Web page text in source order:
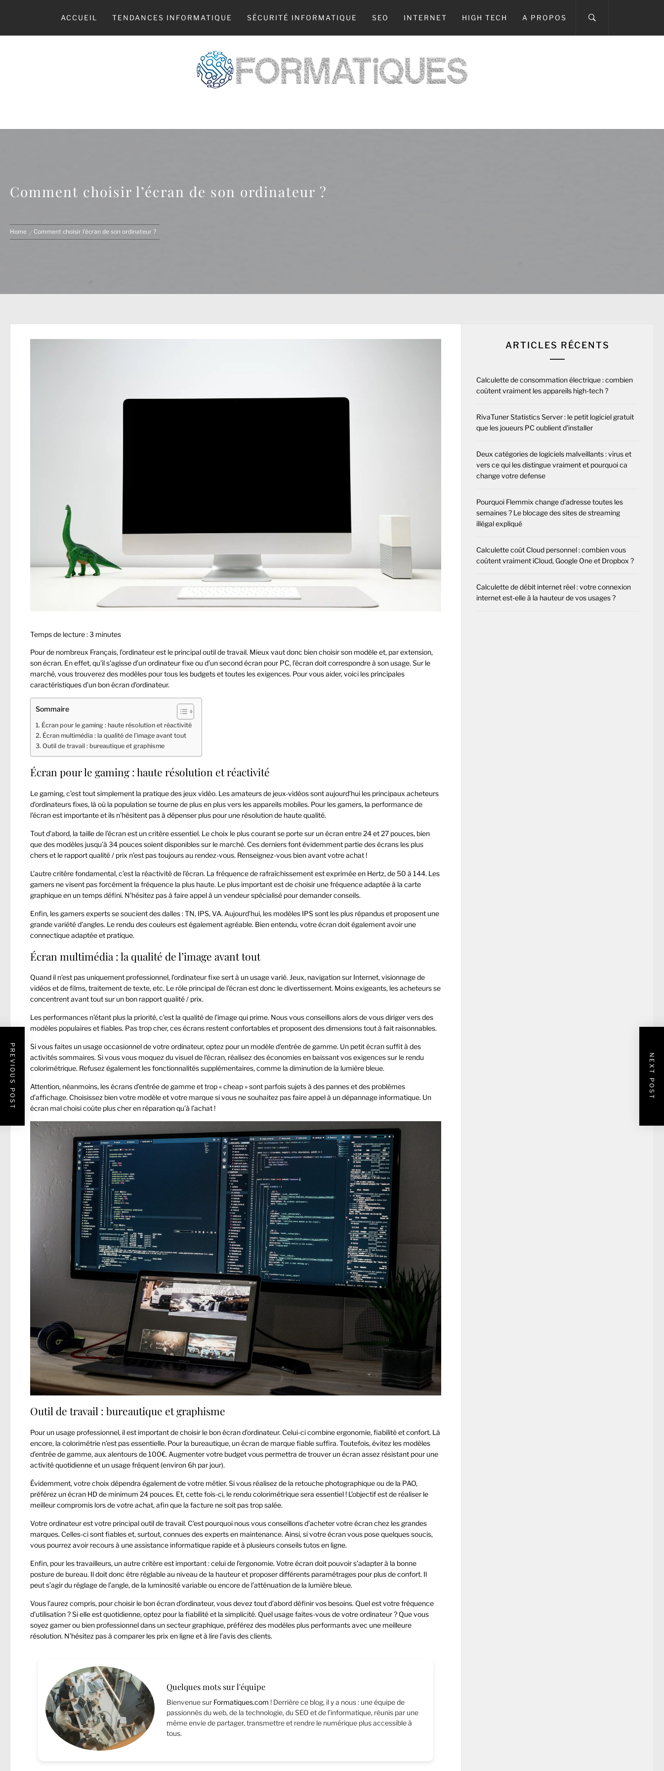
ACCUEIL TENDANCES INFORMATIQUE SÉCURITÉ INFORMATIQUE SEO INTERNET HIGH TECH A PROPOS
Comment choisir l’écran de son ordinateur ?
Home Comment choisir l’écran de son ordinateur ?
Temps de lecture :3 minutes
Pour de nombreux Français, l’ordinateur est le principal outil de travail. Mieux vaut donc bien choisir son modèle et, par extension,
son écran. En effet, qu’il s’agisse d’un ordinateur fixe ou d’un second écran pour PC, l’écran doit correspondre à son usage. Sur le
marché, vous trouverez des modèles pour tous les budgets et toutes les exigences. Pour vous aider, voici les principales
caractéristiques d’un bon écran d’ordinateur.
Sommaire
Écran pour le gaming : haute résolution et réactivité
Écran multimédia : la qualité de l’image avant tout
Outil de travail : bureautique et graphisme
Écran pour le gaming : haute résolution et réactivité
Le gaming, c’est tout simplement la pratique des jeux vidéo. Les amateurs de jeux-vidéos sont aujourd’hui les principaux acheteurs
d’ordinateurs fixes, là où la population se tourne de plus en plus vers les appareils mobiles. Pour les gamers, la performance de
l’écran est importante et ils n’hésitent pas à dépenser plus pour une résolution de haute qualité.
Tout d’abord, la taille de l’écran est un critère essentiel. Le choix le plus courant se porte sur un écran entre 24 et 27 pouces, bien
que des modèles jusqu’à 34 pouces soient disponibles sur le marché. Ces derniers font évidemment partie des écrans les plus
chers et le rapport qualité / prix n’est pas toujours au rendez-vous. Renseignez-vous bien avant votre achat !
L’autre critère fondamental, c’est la réactivité de l’écran. La fréquence de rafraîchissement est exprimée en Hertz, de 50 à 144. Les
gamers ne visent pas forcément la fréquence la plus haute. Le plus important est de choisir une fréquence adaptée à la carte
graphique en un temps défini. N’hésitez pas à faire appel à un vendeur spécialisé pour demander conseils.
Enfin, les gamers experts se soucient des dalles : TN, IPS, VA. Aujourd’hui, les modèles IPS sont les plus répandus et proposent une
grande variété d’angles. Le rendu des couleurs est également agréable. Bien entendu, votre écran doit également avoir une
connectique adaptée et pratique.
Écran multimédia : la qualité de l’image avant tout
Quand il n’est pas uniquement professionnel, l’ordinateur fixe sert à un usage varié. Jeux, navigation sur Internet, visionnage de
vidéos et de films, traitement de texte, etc. Le rôle principal de l’écran est donc le divertissement. Moins exigeants, les acheteurs se
concentrent avant tout sur un bon rapport qualité / prix.
Les performances n’étant plus la priorité, c’est la qualité de l’image qui prime. Nous vous conseillons alors de vous diriger vers des
modèles populaires et fiables. Pas trop cher, ces écrans restent confortables et proposent des dimensions tout à fait raisonnables.
Si vous faites un usage occasionnel de votre ordinateur, optez pour un modèle d’entrée de gamme. Un petit écran suffit à des
activités sommaires. Si vous vous moquez du visuel de l’écran, réalisez des économies en baissant vos exigences sur le rendu
colorimétrique. Refusez également les fonctionnalités supplémentaires, comme la diminution de la lumière bleue.
Attention, néanmoins, les écrans d’entrée de gamme et trop « cheap » sont parfois sujets à des pannes et des problèmes
d’affichage. Choisissez bien votre modèle et votre marque si vous ne souhaitez pas faire appel à un dépannage informatique. Un
écran mal choisi coûte plus cher en réparation qu’à l’achat !
Outil de travail : bureautique et graphisme
Pour un usage professionnel, il est important de choisir le bon écran d’ordinateur. Celui-ci combine ergonomie, fiabilité et confort. Là
encore, la colorimétrie n’est pas essentielle. Pour la bureautique, un écran de marque fiable suffira. Toutefois, évitez les modèles
d’entrée de gamme, aux alentours de 100€. Augmenter votre budget vous permettra de trouver un écran assez résistant pour une
activité quotidienne et un usage fréquent (environ 6h par jour).
Évidemment, votre choix dépendra également de votre métier. Si vous réalisez de la retouche photographique ou de la PAO,
préférez un écran HD de minimum 24 pouces. Et, cette fois-ci, le rendu colorimétrique sera essentiel ! L’objectif est de réaliser le
meilleur compromis lors de votre achat, afin que la facture ne soit pas trop salée.
Votre ordinateur est votre principal outil de travail. C’est pourquoi nous vous conseillons d’acheter votre écran chez les grandes
marques. Celles-ci sont fiables et, surtout, connues des experts en maintenance. Ainsi, si votre écran vous pose quelques soucis,
vous pourrez avoir recours à une assistance informatique rapide et à plusieurs conseils tutos en ligne.
Enfin, pour les travailleurs, un autre critère est important : celui de l’ergonomie. Votre écran doit pouvoir s’adapter à la bonne
posture de bureau. Il doit donc être réglable au niveau de la hauteur et proposer différents paramétrages pour plus de confort. Il
peut s’agir du réglage de l’angle, de la luminosité variable ou encore de l’atténuation de la lumière bleue.
Vous l’aurez compris, pour choisir le bon écran d’ordinateur, vous devez tout d’abord définir vos besoins. Quel est votre fréquence
d’utilisation ? Si elle est quotidienne, optez pour la fiabilité et la simplicité. Quel usage faites-vous de votre ordinateur ? Que vous
soyez gamer ou bien professionnel dans un secteur graphique, préférez des modèles plus performants avec une meilleure
résolution. N’hésitez pas à comparer les prix en ligne et à lire l’avis des clients.
Quelques mots sur l'équipe
Bienvenue sur Formatiques.com ! Derrière ce blog, il y a nous : une équipe de
passionnés du web, de la technologie, du SEO et de l’informatique, réunis par une
même envie de partager, transmettre et rendre le numérique plus accessible à
tous.
PREVIOUS POST NEXT POST
ARTICLES RÉCENTS
Calculette de consommation électrique : combien
coûtent vraiment les appareils high-tech ?
RivaTuner Statistics Server : le petit logiciel gratuit
que les joueurs PC oublient d’installer
Deux catégories de logiciels malveillants : virus et
vers ce qui les distingue vraiment et pourquoi ca
change votre defense
Pourquoi Flemmix change d’adresse toutes les
semaines ? Le blocage des sites de streaming
illégal expliqué
Calculette coût Cloud personnel : combien vous
coûtent vraiment iCloud, Google One et Dropbox ?
Calculette de débit internet réel : votre connexion
internet est-elle à la hauteur de vos usages ?